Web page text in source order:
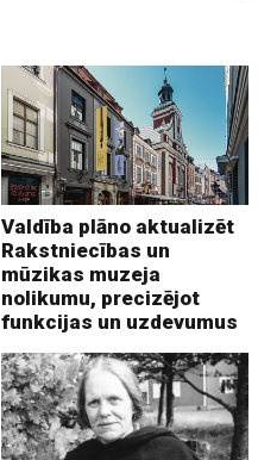
Valdība plāno aktualizēt
Rakstniecības un
mūzikas muzeja
nolikumu, precizējot
funkcijas un uzdevumus